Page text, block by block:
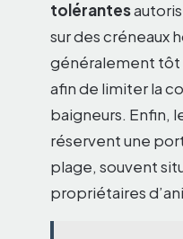
tolérantes
sur des créneaux
généralement tôt
afin de limiter la
baigneurs. Enfin,
réservent une
plage, souvent
propriétaires